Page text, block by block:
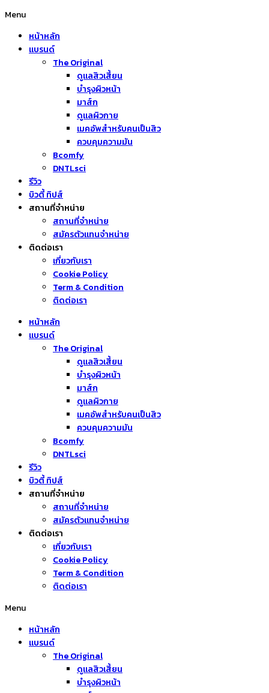
Menu
หน้าหลัก
แบรนด์
The Original
ดูแลสิวเสี้ยน
บำรุงผิวหน้า
มาส์ก
ดูแลผิวกาย
เมคอัพสำหรับคนเป็นสิว
ควบคุมความมัน
Bcomfy
DNTLsci
รีวิว
บิวตี้ ทิปส์
สถานที่จำหน่าย
สถานที่จำหน่าย
สมัครตัวแทนจำหน่าย
ติดต่อเรา
เกี่ยวกับเรา
Cookie Policy
Term & Condition
ติดต่อเรา
หน้าหลัก
แบรนด์
The Original
ดูแลสิวเสี้ยน
บำรุงผิวหน้า
มาส์ก
ดูแลผิวกาย
เมคอัพสำหรับคนเป็นสิว
ควบคุมความมัน
Bcomfy
DNTLsci
รีวิว
บิวตี้ ทิปส์
สถานที่จำหน่าย
สถานที่จำหน่าย
สมัครตัวแทนจำหน่าย
ติดต่อเรา
เกี่ยวกับเรา
Cookie Policy
Term & Condition
ติดต่อเรา
Menu
หน้าหลัก
แบรนด์
The Original
ดูแลสิวเสี้ยน
บำรุงผิวหน้า